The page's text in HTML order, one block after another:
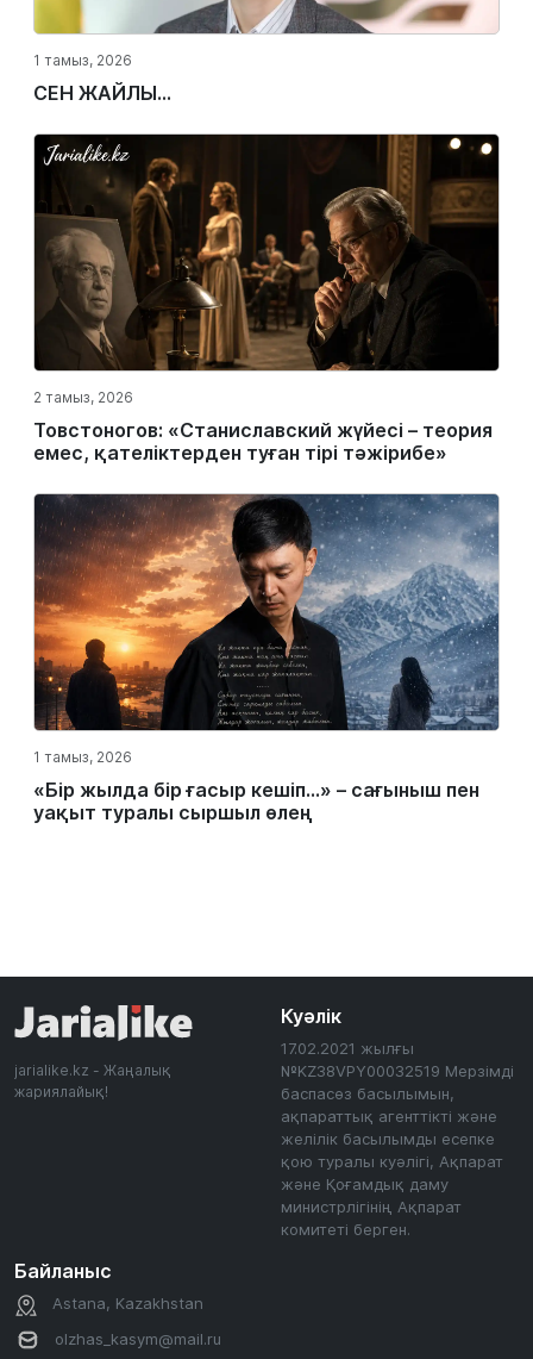
1 тамыз, 2026
СЕН ЖАЙЛЫ...
2 тамыз, 2026
Товстоногов: «Станиславский жүйесі – теория
емес, қателіктерден туған тірі тәжірибе»
1 тамыз, 2026
«Бір жылда бір ғасыр кешіп…» – сағыныш пен
уақыт туралы сыршыл өлең
jarialike.kz - Жаңалық
жариялайық!
Куәлік
17.02.2021 жылғы
№KZ38VPY00032519 Мерзімді
баспасөз басылымын,
ақпараттық агенттікті және
желілік басылымды есепке
қою туралы куәлігі, Ақпарат
және Қоғамдық даму
министрлігінің Ақпарат
комитеті берген.
Байланыс
Astana, Kazakhstan
olzhas_kasym@mail.ru